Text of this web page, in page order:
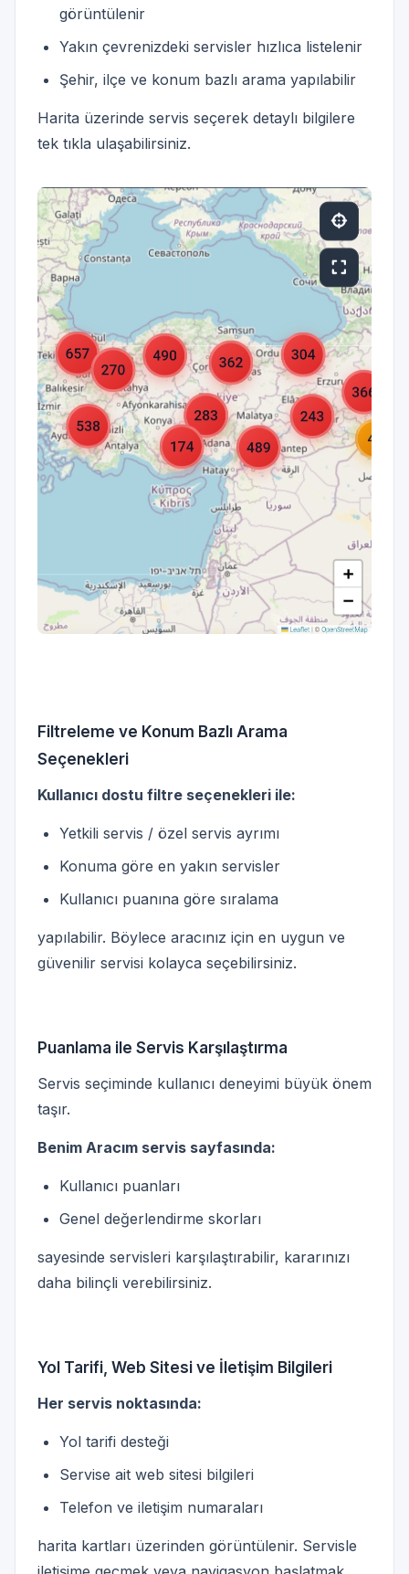
görüntülenir
Yakın çevrenizdeki servisler hızlıca listelenir
Şehir, ilçe ve konum bazlı arama yapılabilir
Harita üzerinde servis seçerek detaylı bilgilere
tek tıkla ulaşabilirsiniz.
Filtreleme ve Konum Bazlı Arama
Seçenekleri
Kullanıcı dostu filtre seçenekleri ile:
Yetkili servis / özel servis ayrımı
Konuma göre en yakın servisler
Kullanıcı puanına göre sıralama
yapılabilir. Böylece aracınız için en uygun ve
güvenilir servisi kolayca seçebilirsiniz.
Puanlama ile Servis Karşılaştırma
Servis seçiminde kullanıcı deneyimi büyük önem
taşır.
Benim Aracım servis sayfasında:
Kullanıcı puanları
Genel değerlendirme skorları
sayesinde servisleri karşılaştırabilir, kararınızı
daha bilinçli verebilirsiniz.
Yol Tarifi, Web Sitesi ve İletişim Bilgileri
Her servis noktasında:
Yol tarifi desteği
Servise ait web sitesi bilgileri
Telefon ve iletişim numaraları
harita kartları üzerinden görüntülenir. Servisle